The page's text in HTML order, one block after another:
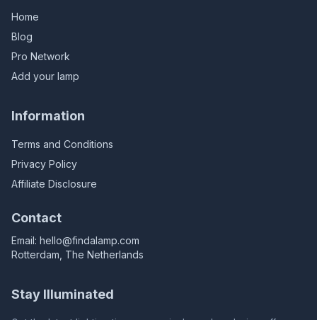
Home
Blog
Pro Network
Add your lamp
Information
Terms and Conditions
Privacy Policy
Affiliate Disclosure
Contact
Email: hello@findalamp.com
Rotterdam, The Netherlands
Stay Illuminated